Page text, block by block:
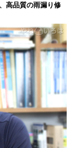
高品質の雨漏り修